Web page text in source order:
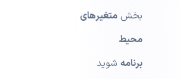
بخش متغیرهای
محیط
برنامهشوید